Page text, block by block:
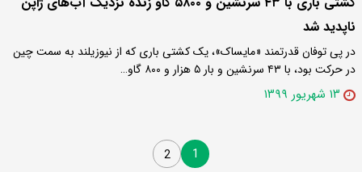
ناپدید شد
در پی توفان قدرتمند «مایساک»، یک کشتی باری که از نیوزیلند به سمت چین
در حرکت بود، با ۴۳ سرنشین و بار ۵ هزار و ۸۰۰ گاو…
۱۳ شهریور ۱۳۹۹
1
2